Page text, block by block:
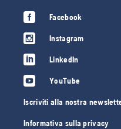
Facebook
Instagram
LinkedIn
YouTube
Iscriviti alla nostra
Informativa sulla privacy